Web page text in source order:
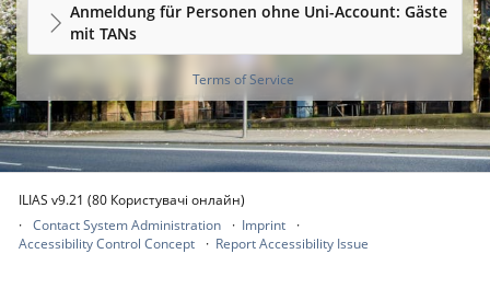
Anmeldung für Personen ohne Uni-Account: Gäste
mit TANs
Terms of Service
ILIAS v9.21 (80 Користувачі онлайн)
Contact System Administration
Imprint
Accessibility Control Concept
Report Accessibility Issue